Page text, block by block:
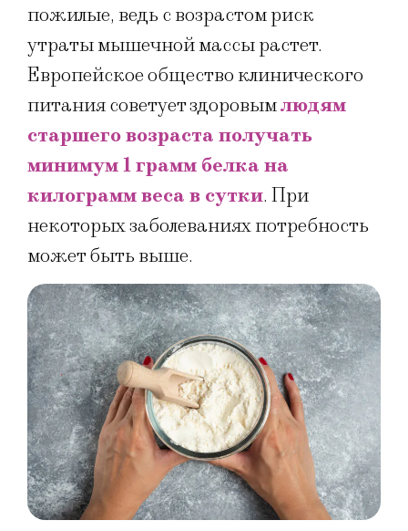
пожилые, ведь с возрастом риск
утраты мышечной массы растет.
Европейское общество клинического
питания советует здоровымлюдям
старшего возраста получать
минимум 1 грамм белка на
килограмм веса в сутки. При
некоторых заболеваниях потребность
может быть выше.